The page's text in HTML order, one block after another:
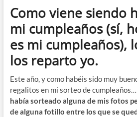
Como viene siendo
mi cumpleaños (sí,
es mi cumpleaños),
los reparto yo.
Este año, y como habéis sido muy
regalitos en mi sorteo de cumpleaños…
había sorteado alguna de mis fotos
de alguna fotillo entre los que se